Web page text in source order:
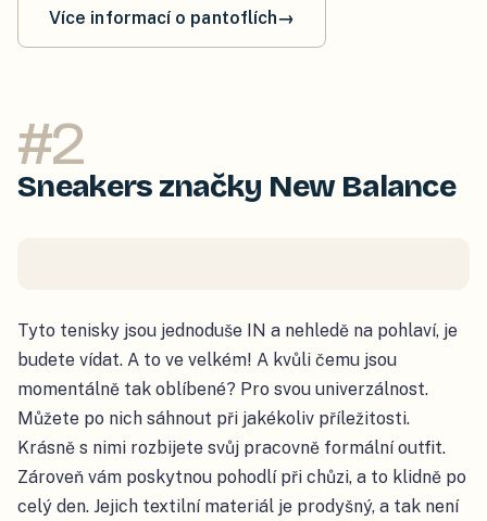
Více informací o pantoflích→
#2
Sneakers značky New Balance
Tyto tenisky jsou jednoduše IN a nehledě na pohlaví, je
budete vídat. A to ve velkém! A kvůli čemu jsou
momentálně tak oblíbené? Pro svou univerzálnost.
Můžete po nich sáhnout při jakékoliv příležitosti.
Krásně s nimi rozbijete svůj pracovně formální outfit.
Zároveň vám poskytnou pohodlí při chůzi, a to klidně po
celý den. Jejich textilní materiál je prodyšný, a tak není